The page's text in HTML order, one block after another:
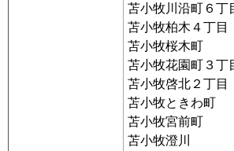
苫小牧川沿町６丁
苫小牧柏木４丁目
苫小牧桜木町
苫小牧花園町３丁
苫小牧啓北２丁目
苫小牧ときわ町
苫小牧宮前町
苫小牧澄川